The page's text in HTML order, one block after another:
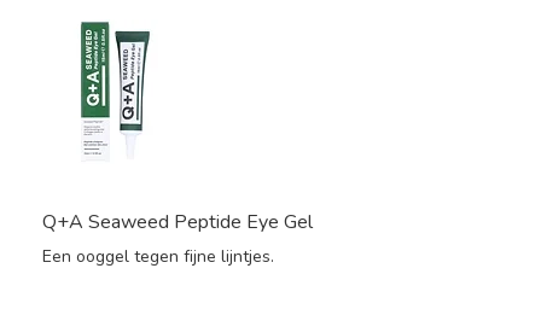
Q+A Seaweed Peptide Eye Gel
Een ooggel tegen fijne lijntjes.